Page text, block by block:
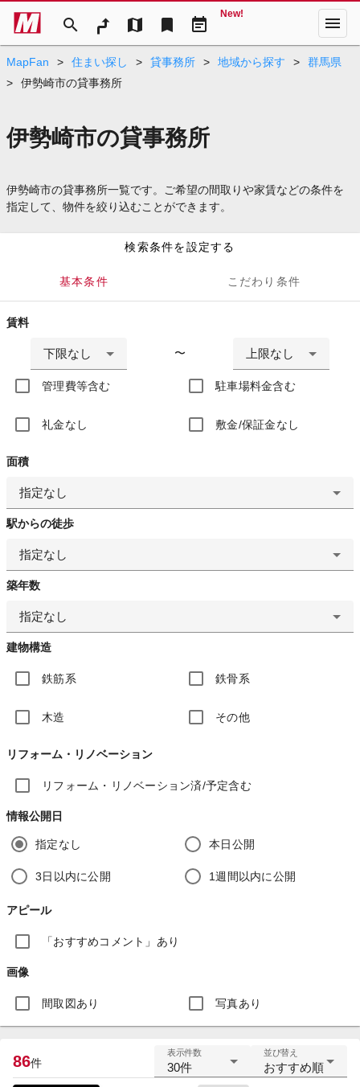
search map bookmark event_note
New! menu
MapFan > 住まい探し > 貸事務所 > 地域から探す >
群馬県
>
伊勢崎市の貸事務所
伊勢崎市の貸事務所
伊勢崎市の貸事務所一覧です。ご希望の間取りや家賃などの条件を
指定して、物件を絞り込むことができます。
検索条件を設定する
基本条件 こだわり条件
賃料
下限なし 〜 上限なし
管理費等含む 駐車場料金含む
礼金なし 敷金/保証金なし
面積
指定なし
駅からの徒歩
指定なし
築年数
指定なし
建物構造
鉄筋系 鉄骨系
木造 その他
リフォーム・リノベーション
リフォーム・リノベーション済/予定含む
情報公開日
指定なし 本日公開
3日以内に公開 1週間以内に公開
アピール
「おすすめコメント」あり
画像
間取図あり 写真あり
86件
表示件数
30件
並び替え
おすすめ順